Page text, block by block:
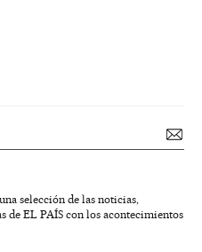
selección de las noticias,
de EL PAÍS con los acontecimientos